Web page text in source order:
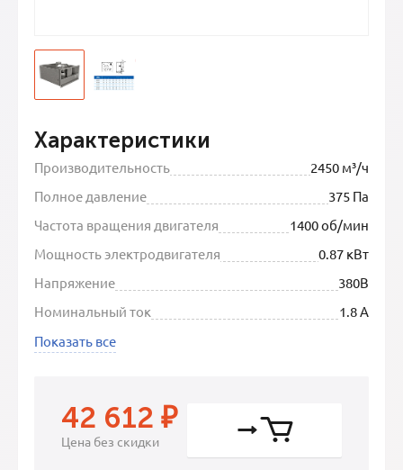
Характеристики
Производительность
2450 м³/ч
Полное давление
375 Па
Частота вращения двигателя
1400 об/мин
Мощность электродвигателя
0.87 кВт
Напряжение
380В
Номинальный ток
1.8 А
Показать все
42 612 ₽
Цена без скидки